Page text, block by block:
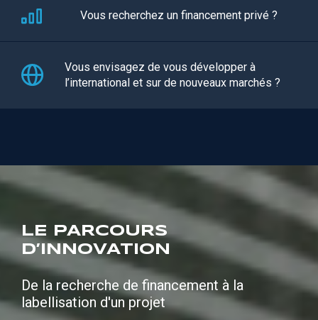
Vous recherchez un financement privé ?
Vous envisagez de vous développer à
l’international et sur de nouveaux marchés ?
LE PARCOURS
D’INNOVATION
De la recherche de financement à la
labellisation d'un projet